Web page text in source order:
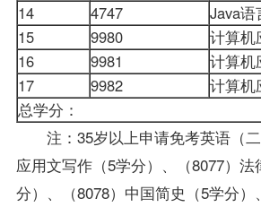
14
4747
Java
15
9980
计算
16
9981
计算
17
9982
计算
总学分：
注：35岁以上申请免考英语（二
应用文写作（5学分）、（8077）
分）、（8078）中国简史（5学分）